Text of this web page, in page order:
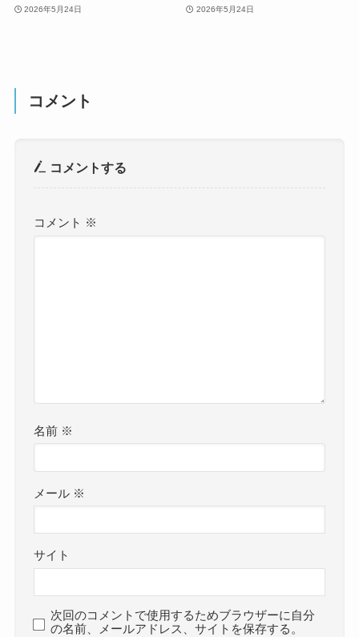
2026年5月24日 2026年5月24日
コメント
コメントする
コメント ※
名前 ※
メール ※
サイト
次回のコメントで使用するためブラウザーに自分
の名前、メールアドレス、サイトを保存する。